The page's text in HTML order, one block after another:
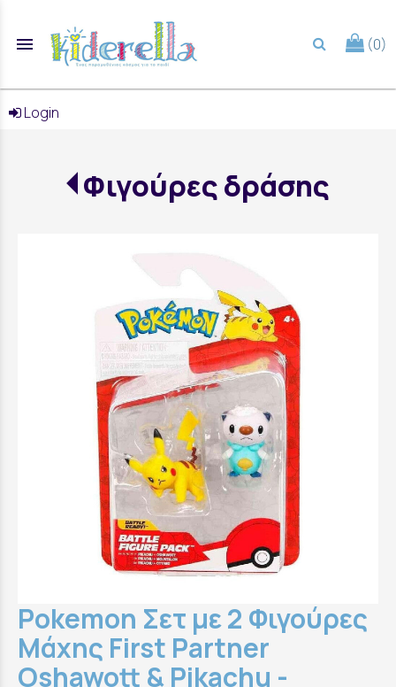
menu (0)
Login
Φιγούρες δράσης
Pokemon Σετ με 2 Φιγούρες
Μάχης First Partner
Oshawott & Pikachu -